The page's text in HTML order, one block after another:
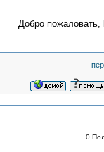
Добро пожаловать,
0